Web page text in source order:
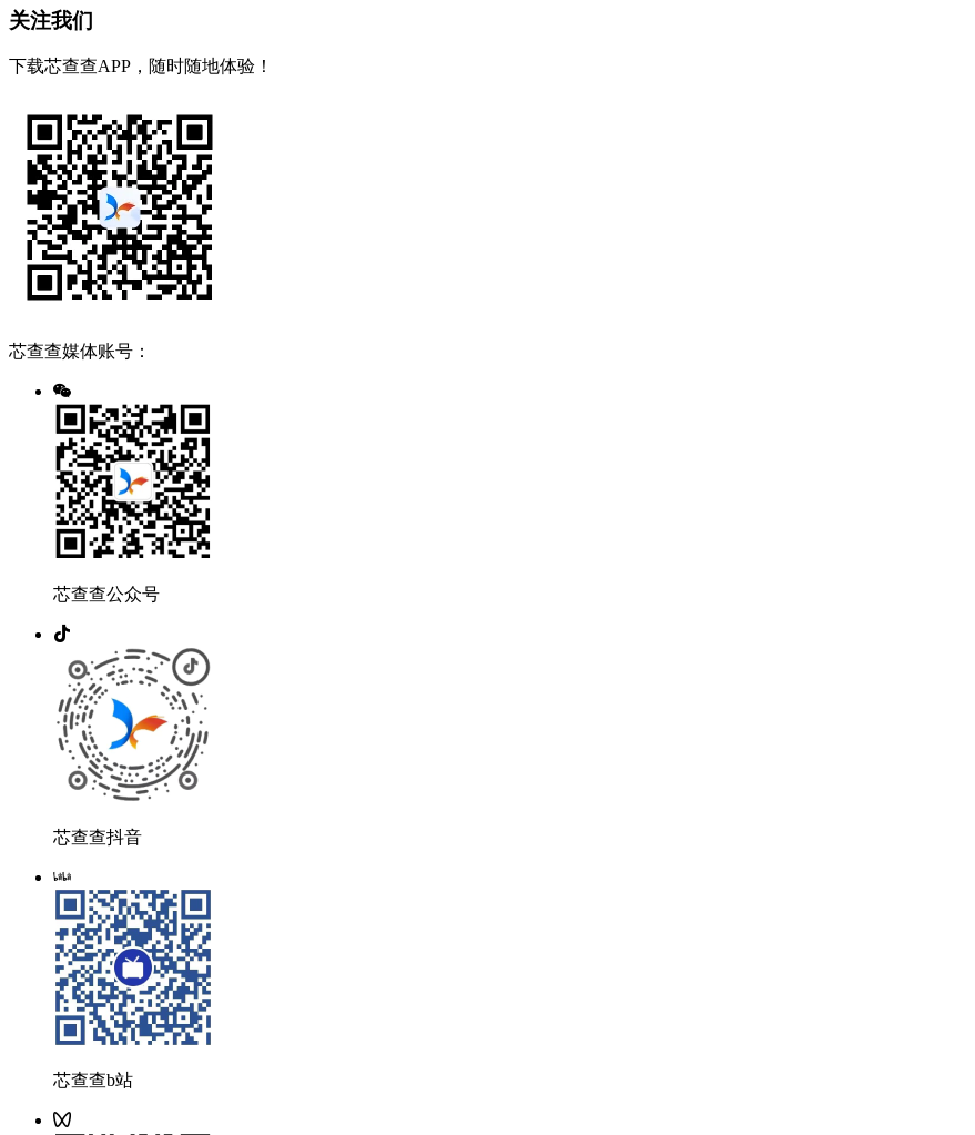
关注我们
下载芯查查APP，随时随地体验！
芯查查媒体账号：
芯查查公众号
芯查查抖音
芯查查b站